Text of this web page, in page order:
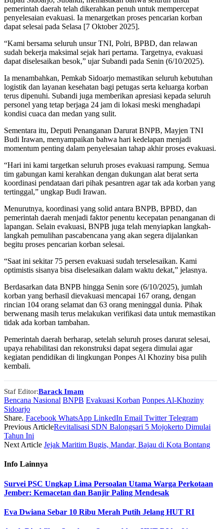
pemerintah daerah telah dikerahkan penuh untuk mempercepat
penyelesaian evakuasi. Ia menargetkan proses pencarian korban
dapat selesai pada Selasa [7 Oktober 2025].
“Kami bersama seluruh unsur TNI, Polri, BPBD, dan relawan
sudah bekerja maksimal sejak hari pertama. Targetnya, evakuasi
dapat diselesaikan besok,” ujar Subandi pada Senin (6/10/2025).
Ia menambahkan, Pemkab Sidoarjo memastikan seluruh kebutuhan
logistik dan layanan kesehatan bagi petugas serta keluarga korban
terus dipenuhi. Subandi juga memberikan apresiasi kepada seluruh
personel yang tetap berjaga 24 jam di lokasi meski menghadapi
kondisi cuaca dan medan yang sulit.
Sementara itu, Deputi Penanganan Darurat BNPB, Mayjen TNI
Budi Irawan, menyampaikan bahwa hari kedelapan menjadi
momentum penting dalam penyelesaian tahap akhir proses evakuasi.
“Hari ini kami targetkan seluruh proses evakuasi rampung. Semua
tim gabungan kami kerahkan dengan dukungan alat berat serta
koordinasi pendataan dari pihak pesantren agar tak ada korban yang
tertinggal,” ungkap Budi Irawan.
Menurutnya, koordinasi yang solid antara BNPB, BPBD, dan
pemerintah daerah menjadi faktor penentu kecepatan penanganan di
lapangan. Selain evakuasi, BNPB juga telah menyiapkan langkah-
langkah pemulihan pascabencana yang akan segera dijalankan
begitu proses pencarian korban selesai.
“Saat ini sekitar 75 persen evakuasi sudah terselesaikan. Kami
optimistis sisanya bisa diselesaikan dalam waktu dekat,” jelasnya.
Berdasarkan data BNPB hingga Senin sore (6/10/2025), jumlah
korban yang berhasil dievakuasi mencapai 167 orang, dengan
rincian 104 orang selamat dan 63 orang meninggal dunia. Pihak
berwenang masih terus melakukan verifikasi data untuk memastikan
tidak ada korban tambahan.
Pemerintah daerah berharap, setelah seluruh proses darurat selesai,
upaya rehabilitasi dan rekonstruksi dapat segera dimulai agar
kegiatan pendidikan di lingkungan Ponpes Al Khoziny bisa pulih
kembali.
Staf Editor:Barack Imam
Bencana Nasional BNPB Evakuasi Korban Ponpes Al-Khoziny
Sidoarjo
Share. Facebook WhatsApp LinkedIn Email Twitter Telegram
Previous ArticleRevitalisasi SDN Balongsari 5 Mojokerto Dimulai
Tahun Ini
Next Article Jejak Maritim Bugis, Mandar, Bajau di Kota Bontang
Info Lainnya
Survei PSC Ungkap Lima Persoalan Utama Warga Perkotaan
Jember: Kemacetan dan Banjir Paling Mendesak
Eva Dwiana Sebar 10 Ribu Merah Putih Jelang HUT RI